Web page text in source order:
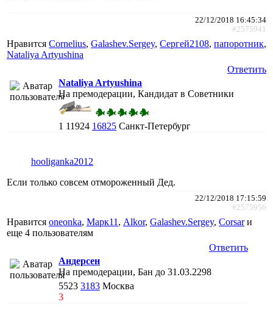
22/12/2018 16:45:34
#2575941
Нравится Cornelius, Galashev.Sergey, Сергей2108, папоротник,
Nataliya Artyushina
Ответить
Nataliya Artyushina
На премодерации, Кандидат в Советники
1 11924 16825 Санкт-Петербург
hooliganka2012
Если только совсем отмороженный Дед.
22/12/2018 17:15:59
#2575956
Нравится oneonka, Марк11 , Alkor, Galashev.Sergey, Corsarи
еще 4 пользователям
Ответить
Андерсен
На премодерации, Бан до 31.03.2298
5523 3183 Москва
3